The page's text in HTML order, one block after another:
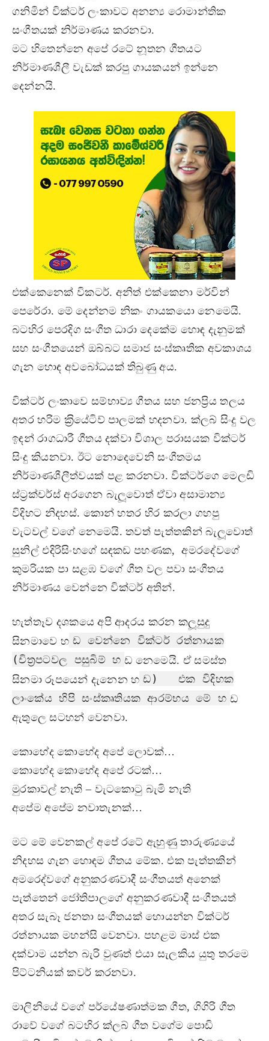
ගනිමින් වික්ටර් ලංකාවට අනන්‍ය රොමාන්තික
සංගීතයක් නිර්මාණය කරනවා.
මට හිතෙන්නෙ අපේ රටේ නූතන ගීතයට
නිර්මාණශීලී වැඩක් කරපු ගායකයන් ඉන්නෙ
දෙන්නයි.
එක්කෙනෙක් විකටර්. අනිත් එක්කෙනා මර්වින්
පෙරේරා. මේ දෙන්නම නිකං ගායකයො නෙමෙයි.
බටහිර පෙරදිග සංගීත ධාරා දෙකේම හොඳ දැනුමක්
සහ සංගීතයෙන් ඔබ්බට සමාජ සංස්කෘතික අවකාශය
ගැන හොඳ අවබෝධයක් තිබුණු අය.
වික්ටර් ලංකාවෙ සම්භාව්‍ය ගීතය සහ ජනප‍්‍රිය තලය
අතර හරිම ක‍්‍රියේටිව් පාලමක් හදනවා. ක්ලබ් සිංදු වල
ඉඳන් රාගධාරී ගීතය දක්වා විශාල පරාසයක වික්ටර්
සිංදු කියනවා. ඊට නොදෙවෙනි සංගීතමය
නිර්මාණශීලීත්වයක් පළ කරනවා. වික්ටර්ගෙ මෙලඩි
ස්ට‍්‍රක්චර්ස් අරගෙන බැලූවොත් ඒවා අසාමාන්‍ය
විදිහට නිදහස්. කොන් හතර හිර කරලා ගහපු
වැටවල් වගේ නෙමෙයි. තවත් පැත්තකින් බැලූවොත්
සුනිල් එදිරිසිංහගේ සඳකඩ පහණක, අමරදේවගේ
කුමරියක පා සළඹ වගේ ගීත වල පවා සංගීතය
නිර්මාණය වෙන්නෙ වික්ටර් අතින්.
හැත්තෑව දශකයෙ අපි ආදරය කරන කලූසුදු
සිනමාවෙ හ ඩ වෙන්නෙ වික්ටර් රත්නායක
(චිත‍්‍රපටවල පසුබිම් හ ඩ නෙමෙයි. ඒ සමස්ත
සිනමා රූපයෙන් දැනෙන හ ඩ) එක විදිහක
ලාංකේය හිපි සංස්කෘතියක ආරම්භය මේ හ ඩ
ඇතුලෙ සටහන් වෙනවා.
කොහේද කොහේද අපේ ලොවක්…
කොහේද කොහේද අපේ රටක්…
මුරකාවල් නැති – වැටකොටු බැමි නැති
අපේම අපේම නවාතැනක්…
මට මේ වෙනකල් අපේ රටේ ඇහුණු තාරුණ්‍යයේ
නිදහස ගැන හොඳම ගීතය මේක. එක පැත්තකින්
අමරෙද්වගේ අනුකරණවාදී සංගීතයත් අනෙක්
පැත්තෙන් ජෝතිපාලගේ අනුකරණවාදී සංගීතයත්
අතර සැබෑ ජනතා සංගීතයක් හොයන්න වික්ටර්
රත්නායක මහන්සි වෙනවා. පහළම මාස් එක
දක්වාම යන්න බැරි වුණත් එයා සැලකිය යුතු තරමෙ
පිට්ටනියක් කවර් කරනවා.
මාලිනියේ වගේ පර්යේෂණාත්මක ගීත, ගිගිරි ගීත
රාවේ වගේ බටහිර ක්ලබ් ගීත වගේම පොඩි